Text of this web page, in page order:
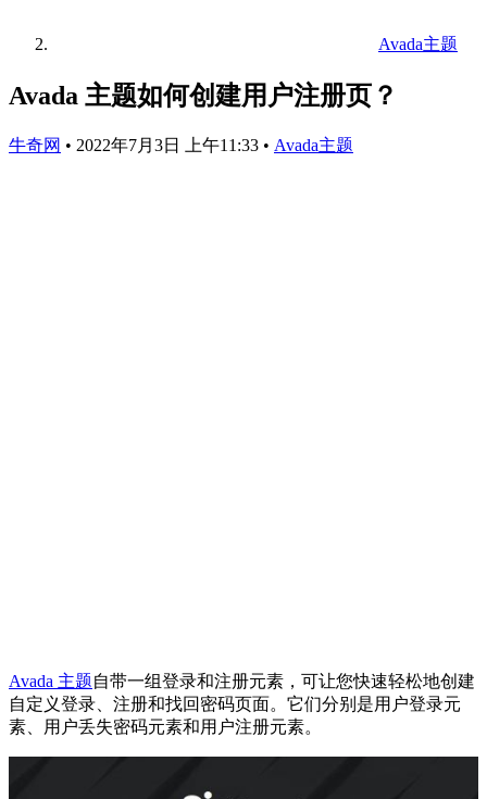
Avada主题
Avada 主题如何创建用户注册页？
牛奇网 • 2022年7月3日 上午11:33 • Avada主题
Avada 主题自带一组登录和注册元素，可让您快速轻松地创建
自定义登录、注册和找回密码页面。它们分别是用户登录元
素、用户丢失密码元素和用户注册元素。